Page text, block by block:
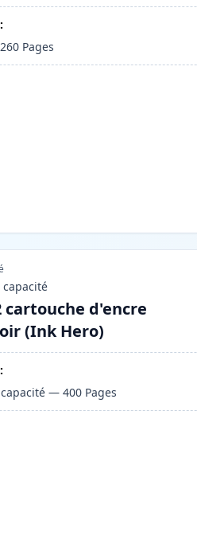
260 Pages
capacité
cartouche d'encre
(Ink Hero)
—400 Pages